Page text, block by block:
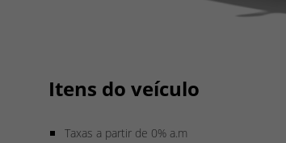
Itens do veículo
Taxas a partir de 0% a.m